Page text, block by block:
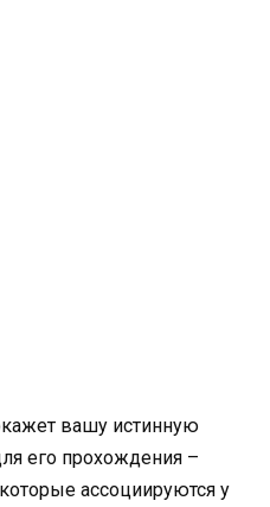
вашу истинную
его прохождения –
ассоциируются у